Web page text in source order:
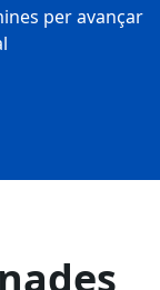
per avançar